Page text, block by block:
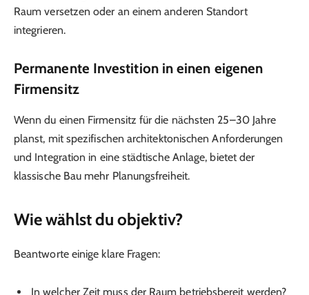
Raum versetzen oder an einem anderen Standort
integrieren.
Permanente Investition in einen eigenen
Firmensitz
Wenn du einen Firmensitz für die nächsten 25–30 Jahre
planst, mit spezifischen architektonischen Anforderungen
und Integration in eine städtische Anlage, bietet der
klassische Bau mehr Planungsfreiheit.
Wie wählst du objektiv?
Beantworte einige klare Fragen:
In welcher Zeit muss der Raum betriebsbereit werden?